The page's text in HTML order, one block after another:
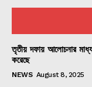
তৃতীয় দফায় আলোচনার
করেছে
NEWS August 8, 2025